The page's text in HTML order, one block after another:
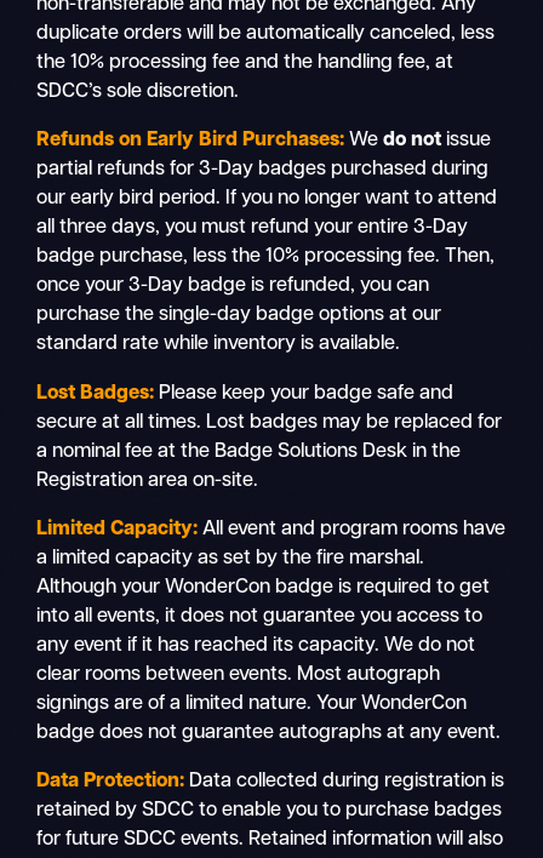
non-transferable and may not be exchanged. Any
duplicate orders will be automatically canceled, less
the 10% processing fee and the handling fee, at
SDCC’s sole discretion.
Refunds on Early Bird Purchases: Wedo not issue
partial refunds for 3-Day badges purchased during
our early bird period. If you no longer want to attend
all three days, you must refund your entire 3-Day
badge purchase, less the 10% processing fee. Then,
once your 3-Day badge is refunded, you can
purchase the single-day badge options at our
standard rate while inventory is available.
Lost Badges: Please keep your badge safe and
secure at all times. Lost badges may be replaced for
a nominal fee at the Badge Solutions Desk in the
Registration area on-site.
Limited Capacity: All event and program rooms have
a limited capacity as set by the fire marshal.
Although your WonderCon badge is required to get
into all events, it does not guarantee you access to
any event if it has reached its capacity. We do not
clear rooms between events. Most autograph
signings are of a limited nature. Your WonderCon
badge does not guarantee autographs at any event.
Data Protection: Data collected during registration is
retained by SDCC to enable you to purchase badges
for future SDCC events. Retained information will also